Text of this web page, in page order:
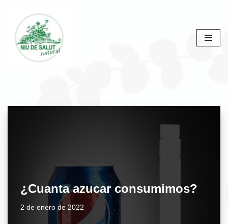
Saltar
contenido
¿Cuanta azucar consumimos?
2 de enero de 2022